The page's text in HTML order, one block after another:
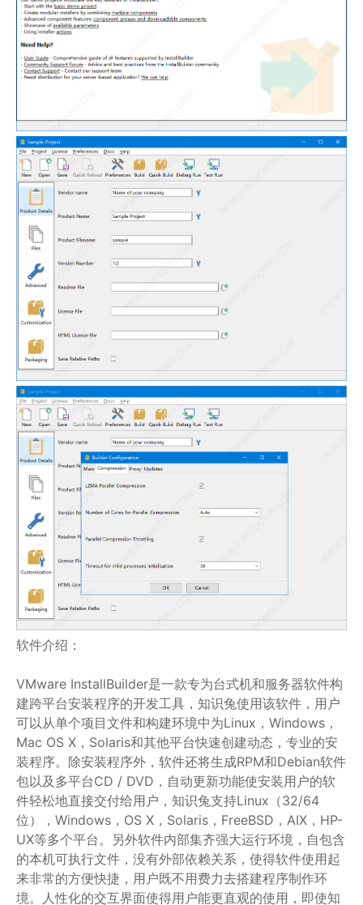
软件介绍：
VMware InstallBuilder是一款专为台式机和服务器软件构
建跨平台安装程序的开发工具，知识兔使用该软件，用户
可以从单个项目文件和构建环境中为Linux，Windows，
Mac OS X，Solaris和其他平台快速创建动态，专业的安
装程序。除安装程序外，软件还将生成RPM和Debian软件
包以及多平台CD / DVD，自动更新功能使安装用户的软
件轻松地直接交付给用户，知识兔支持Linux（32/64
位），Windows，OS X，Solaris，FreeBSD，AIX，HP-
UX等多个平台。另外软件内部集齐强大运行环境，自包含
的本机可执行文件，没有外部依赖关系，使得软件使用起
来非常的方便快捷，用户既不用费力去搭建程序制作环
境。人性化的交互界面使得用户能更直观的使用，即使知